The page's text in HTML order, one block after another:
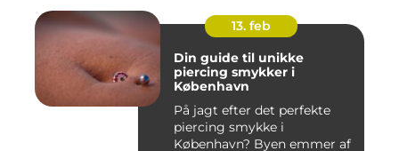
13. feb
Din guide til unikke
piercing smykker i
København
På jagt efter det perfekte
piercing smykke i
København? Byen emmer af